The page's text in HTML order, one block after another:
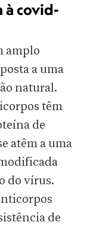
à covid-
amplo
a uma
natural.
têm
de
atêm a uma
do vírus.
de